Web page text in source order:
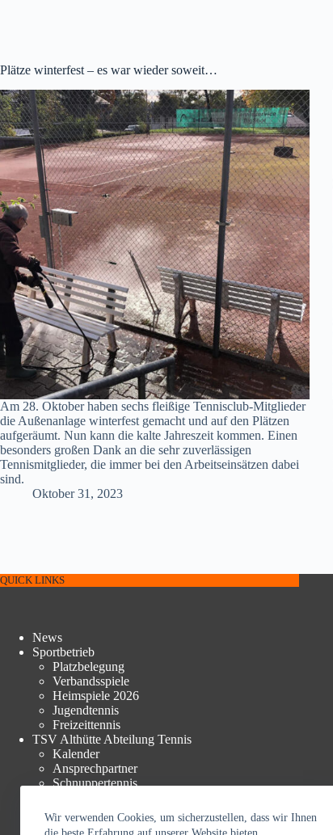
Wir verwenden Cookies, um sicherzustellen, dass wir Ihnen
Plätze winterfest – es war wieder soweit…
Am 28. Oktober haben sechs fleißige Tennisclub-Mitglieder
die Außenanlage winterfest gemacht und auf den Plätzen
aufgeräumt. Nun kann die kalte Jahreszeit kommen. Einen
besonders großen Dank an die sehr zuverlässigen
Tennismitglieder, die immer bei den Arbeitseinsätzen dabei
sind.
Oktober 31, 2023
QUICK LINKS
News
Sportbetrieb
Platzbelegung
Verbandsspiele
Heimspiele 2026
Jugendtennis
Freizeittennis
TSV Althütte Abteilung Tennis
Kalender
Ansprechpartner
Schnuppertennis
Anfahrt
Satzung